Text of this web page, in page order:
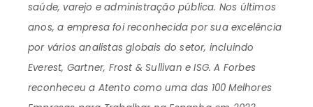
saúde, varejo e administração pública. Nos últimos
anos, a empresa foi reconhecida por sua excelência
por vários analistas globais do setor, incluindo
Everest, Gartner, Frost & Sullivan e ISG. A Forbes
reconheceu a Atento como uma das 100 Melhores